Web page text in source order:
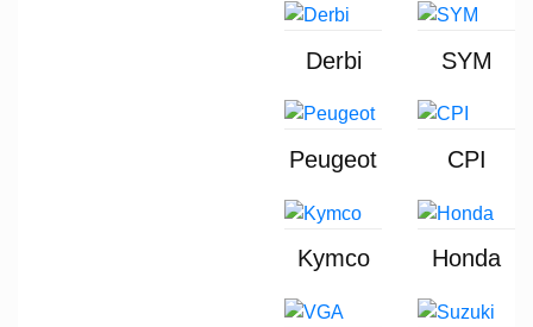
Derbi SYM
Peugeot CPI
Kymco Honda